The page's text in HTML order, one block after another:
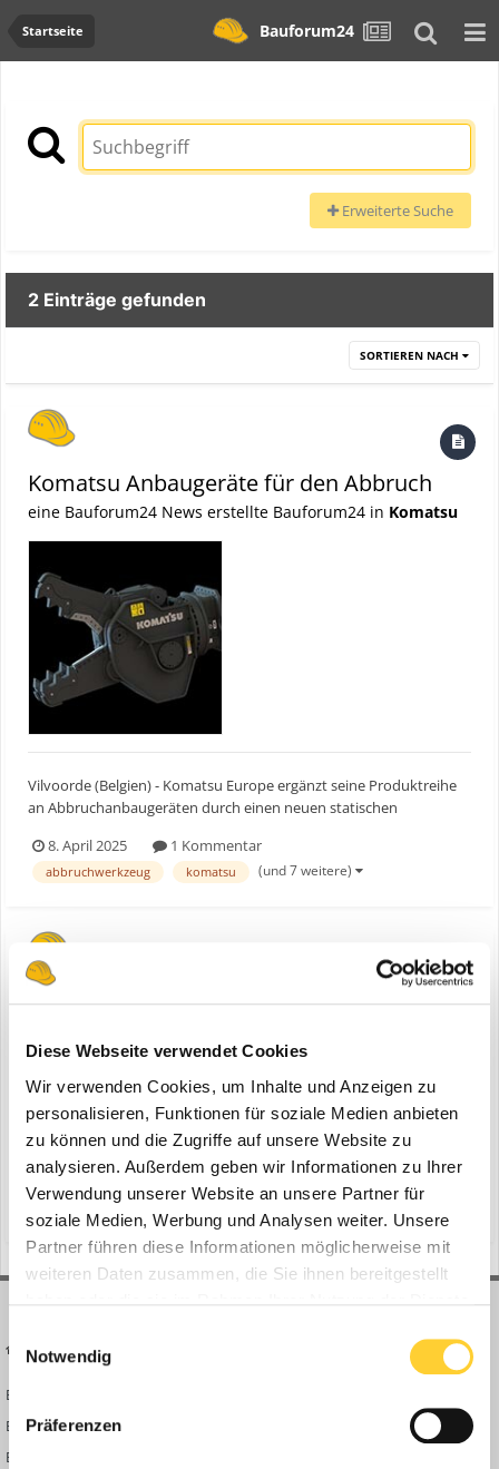
Diese Webseite verwendet Cookies
Wir verwenden Cookies, um Inhalte und Anzeigen zu
personalisieren, Funktionen für soziale Medien anbieten
zu können und die Zugriffe auf unsere Website zu
analysieren. Außerdem geben wir Informationen zu Ihrer
Verwendung unserer Website an unsere Partner für
soziale Medien, Werbung und Analysen weiter. Unsere
Partner führen diese Informationen möglicherweise mit
weiteren Daten zusammen, die Sie ihnen bereitgestellt
Notwendig
Präferenzen
Startseite Bauforum24
Erweiterte Suche
2 Einträge gefunden
SORTIEREN NACH
Komatsu Anbaugeräte für den Abbruch
eine Bauforum24 News erstellte Bauforum24 in Komatsu
Vilvoorde (Belgien) - Komatsu Europe ergänzt seine Produktreihe
an Abbruchanbaugeräten durch einen neuen statischen
Abbruchzange. Bauforum24 Artikel (17.03.2025): Komatsu Radlader
WA485-11 Komatsu Europe erweitert sein...
8. April 2025 1 Kommentar
abbruchwerkzeug komatsu (und 7 weitere)
Komatsu Anbaugeräte für den Abbruch
Baumaschinen Industrie
Vilvoorde (Belgien) - Komatsu Europe ergänzt seine Produktreihe
an Abbruchanbaugeräten durch einen neuen statischen
Pulverisierer sowie einen rotierenden Pulverisierer und eine neue
Abbruchzange. Bauforum24 Artikel (17.03.2025): Komatsu Radlader
WA485-11 Komatsu Europe erweitert sein...
8. April 2025 1 Antwort
abbruchwerkzeug komatsu europe international
(und 7 weitere)
BAUFORUM24
Bauforum24 News
Bauforum24 TV
BF24 Mediathek